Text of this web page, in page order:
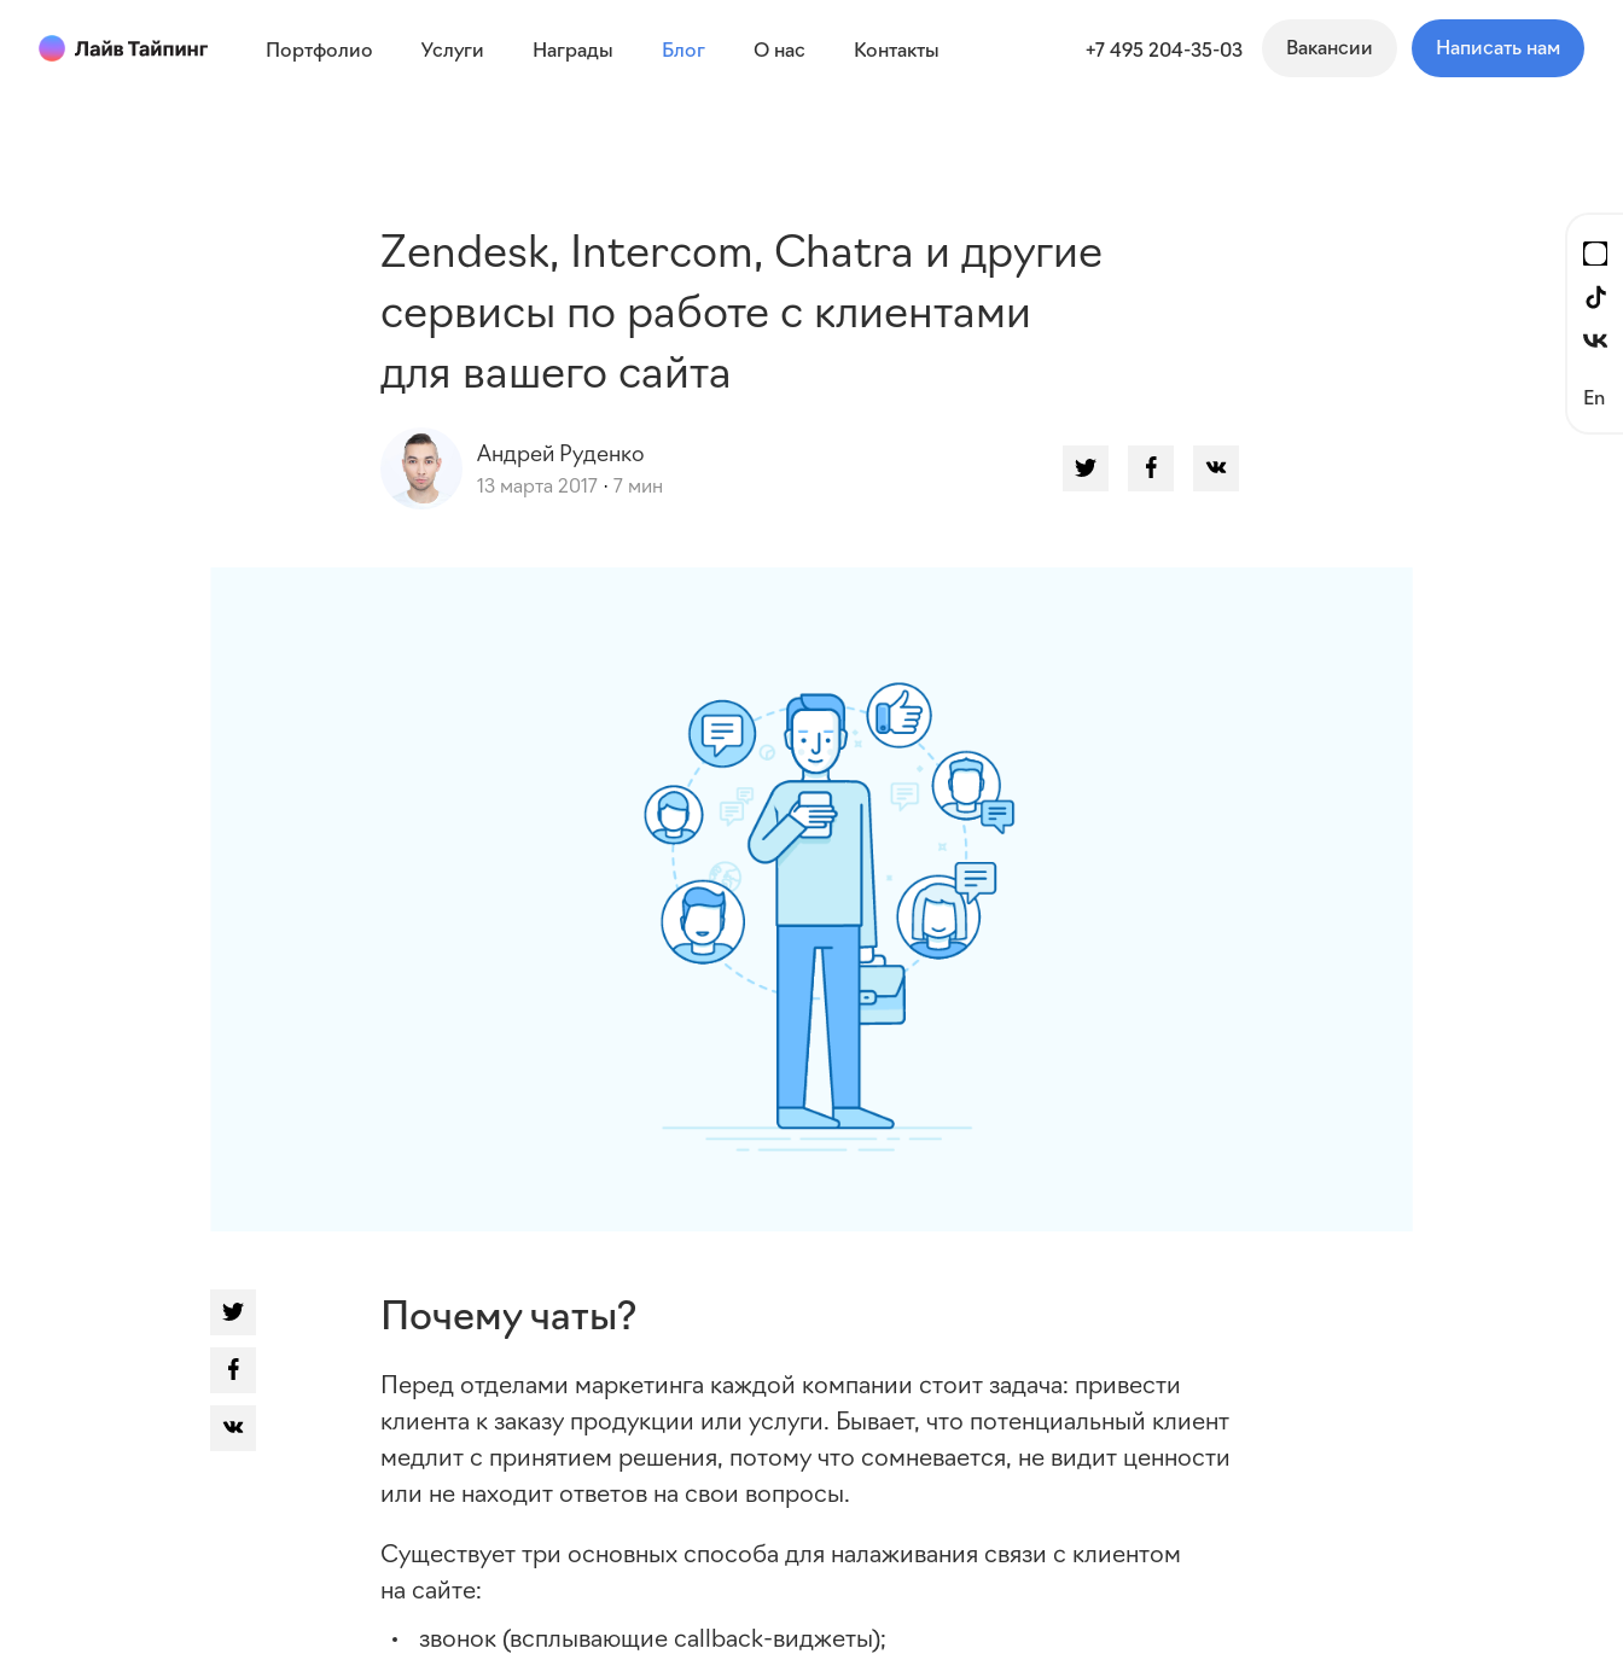
Портфолио Услуги Награды Блог О нас Контакты +7 495 204-35-03 Вакансии Написать нам
En
Zendesk, Intercom, Chatra и другие
сервисы по работе с клиентами
для вашего сайта
Андрей Руденко
13 марта 2017 · 7 мин
Почему чаты?
Перед отделами маркетинга каждой компании стоит задача: привести
клиента к заказу продукции или услуги. Бывает, что потенциальный клиент
медлит с принятием решения, потому что сомневается, не видит ценности
или не находит ответов на свои вопросы.
Существует три основных способа для налаживания связи с клиентом
на сайте:
звонок (всплывающие callback-виджеты);